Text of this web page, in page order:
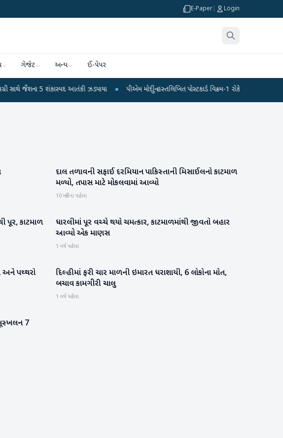
E-Paper Login
ગેજેટ અન્ય ઈ-પેપર
5 શંકાસ્પદ આતંકી ઝડપાયા ● પીએમ મોદીનું હસ્તલિખિત પોસ્ટકાર્ડ વિક્રમ-1 રોકેટમાં અવકાશમાં જશે
આંતરરાષ્ટ્રીય
દાલ તળાવની સફાઈ દરમિયાન પાકિસ્તાની મિસાઈલનો કાટમાળ
મળ્યો, તપાસ માટે મોકલવામાં આવ્યો
10 મહિના પહેલા
પૂર, કાટમાળ
રાષ્ટ્રીય
ધારલીમાં પૂર વચ્ચે થયો ચમત્કાર, કાટમાળમાંથી જીવતો બહાર
આવ્યો એક માણસ
1 વર્ષ પહેલા
અને પથ્થરો
રાષ્ટ્રીય
દિલ્હીમાં ફરી ચાર માળની ઇમારત ધરાશાયી, 6 લોકોના મોત,
બચાવ કામગીરી ચાલુ
1 વર્ષ પહેલા
7